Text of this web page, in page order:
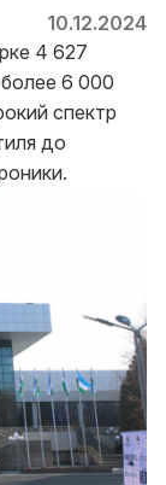
10.12.2024
4 627
6 000
спектр
до